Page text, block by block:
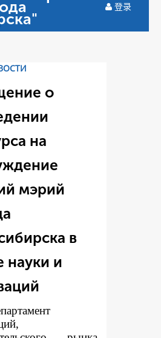
登录
о
на
мэрий
в
науки и